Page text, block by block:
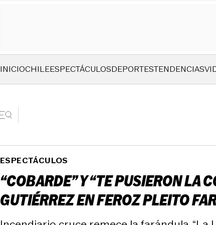
INICIOCHILEESPECTÁCULOSDEPORTESTENDENCIAS
ESPECTÁCULOS
“COBARDE” Y “TE PUSIERON LA
GUTIÉRREZ EN FEROZ PLEITO